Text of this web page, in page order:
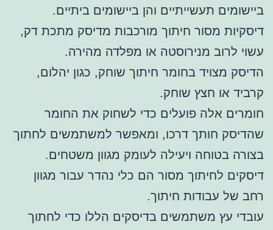
ביישומים תעשייתיים והן ביישומים ביתיים.
דיסקיות מסור חיתוך מורכבות מדיסק מתכת דק,
עשוי לרוב מנירוסטה או מפלדה מהירה.
הדיסק מצויד בחומר חיתוך שוחק, כגון יהלום,
קרביד או חצץ שוחק.
חומרים אלה פועלים כדי לשחוק את החומר
שהדיסק חותך דרכו, ומאפשר למשתמשים לחתוך
בצורה בטוחה ויעילה לעומק מגוון משטחים.
דיסקים לחיתוך מסור הם כלי נהדר עבור מגוון
רחב של עבודות חיתוך.
עובדי עץ משתמשים בדיסקים הללו כדי לחתוך